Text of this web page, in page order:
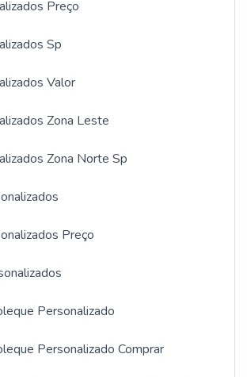
Preço
Sp
Valor
Zona Leste
Zona Norte Sp
Preço
Personalizado
Personalizado Comprar